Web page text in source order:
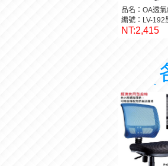
品名：OA透
編號：LV-192
NT:2,415